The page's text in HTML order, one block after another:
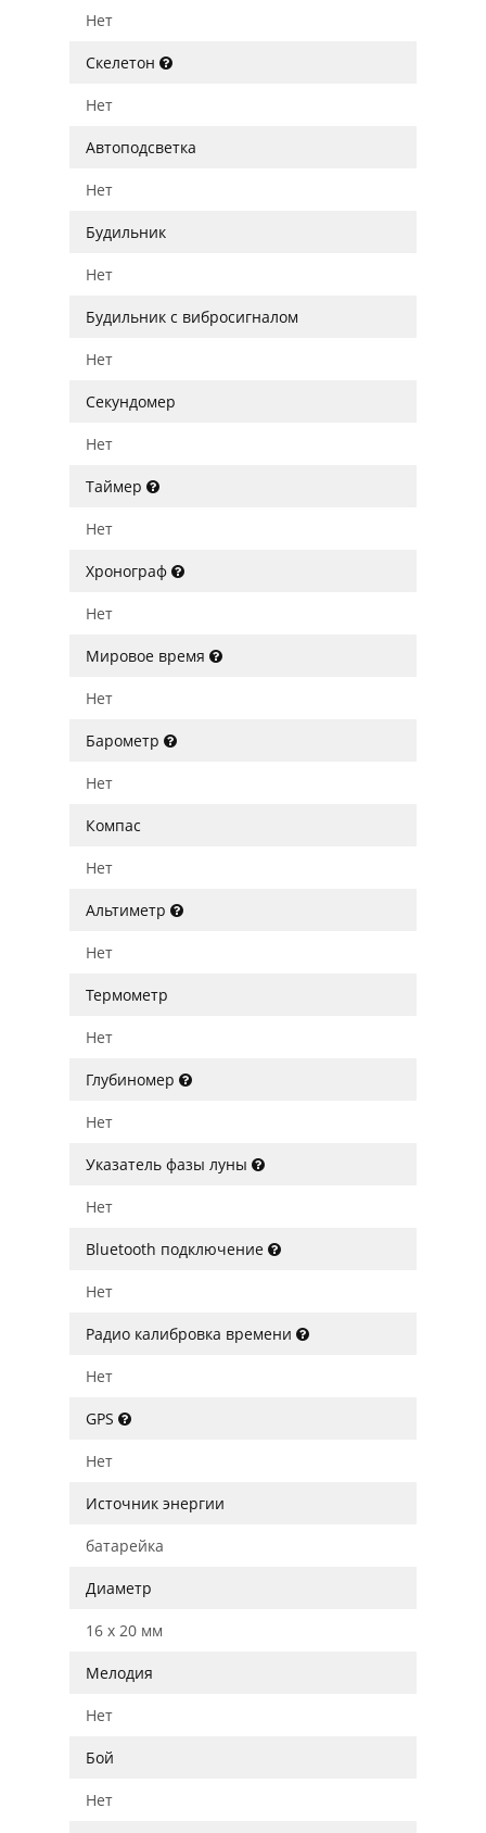
Нет
Скелетон
Нет
Автоподсветка
Нет
Будильник
Нет
Будильник с вибросигналом
Нет
Секундомер
Нет
Таймер
Нет
Хронограф
Нет
Мировое время
Нет
Барометр
Нет
Компас
Нет
Альтиметр
Нет
Термометр
Нет
Глубиномер
Нет
Указатель фазы луны
Нет
Bluetooth подключение
Нет
Радио калибровка времени
Нет
GPS
Нет
Источник энергии
батарейка
Диаметр
16 x 20 мм
Мелодия
Нет
Бой
Нет